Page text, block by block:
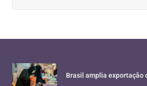
Brasil amplia exportação